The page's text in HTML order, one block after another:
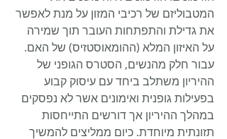
המטבוליזם של רכיבי המזון על מנת לאפשר
את גדילת והתפתחות העובר תוך שמירה
על האיזון המלא (ההומאוסטזיס) של האם.
עבור חלק מהנשים, הסטרס הגופני של
ההיריון משתלב ביחד עם עיסוק קבוע
בפעילות גופנית ואימונים אשר לא נפסקים
במהלך ההיריון אך דורשים התייחסות
תזונתית מיוחדת. כיום ממליצים להמשיך